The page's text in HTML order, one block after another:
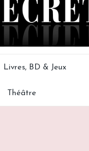
Livres, BD & Jeux
Théâtre